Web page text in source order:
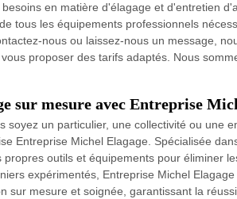
en matière d'élagage et d'entretien
tous les équipements professionnels
nous ou laissez-nous un message,
proposer des tarifs adaptés. Nous
sur mesure avec Entreprise
soyez un particulier, une collectivité ou une
Entreprise Michel Elagage. Spécialisée
propres outils et équipements pour éliminer
expérimentés, Entreprise Michel
sur mesure et soignée, garantissant la